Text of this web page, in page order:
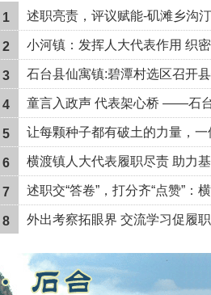
1 述职亮责，评议赋能-矶滩乡沟
县乡人大代表述职评议会
2 小河镇：发挥人大代表作用 织
谐网”
3 石台县仙寓镇:碧潭村选区召开
述职评议会
4 童言入政声 代表架心桥 ——石
丰村人大工作童趣视角让乡村治
5 让每颗种子都有破土的力量，
园园长的十年守望
6 横渡镇人大代表履职尽责 助力
见实效
7 述职交“答卷”，打分齐“点赞”：
开人大代表回原选区述职测评会
8 外出考察拓眼界 交流学习促履